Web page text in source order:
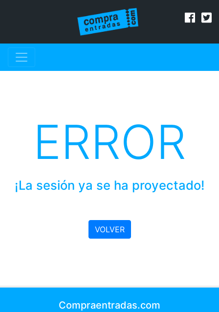
ERROR
¡La sesión ya se ha proyectado!
VOLVER
Compraentradas.com